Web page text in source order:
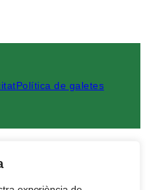
Política de galetes